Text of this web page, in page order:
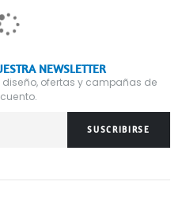
NEWSLETTER
diseño, ofertas y campañas de
SUSCRIBIRSE